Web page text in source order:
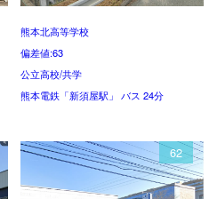
熊本北高等学校
偏差値:63
公立高校/共学
熊本電鉄「新須屋駅」 バス 24分
62